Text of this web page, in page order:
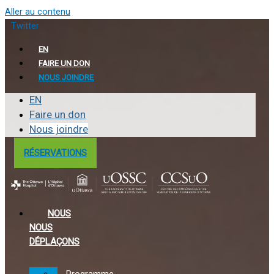
Aller au contenu
Twitter
EN
FAIRE UN DON
NOUS JOINDRE
EN
Faire un don
Nous joindre
RÉSERVATIONS
NOUS
NOUS
DÉPLAÇONS